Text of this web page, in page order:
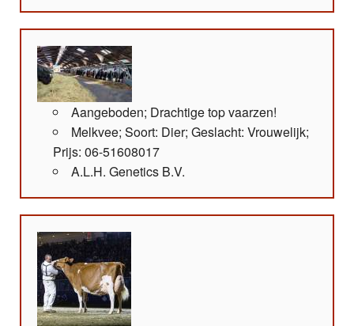
Aangeboden; Drachtige top vaarzen!
Melkvee; Soort: Dier; Geslacht: Vrouwelijk;
Prijs: 06-51608017
A.L.H. Genetics B.V.